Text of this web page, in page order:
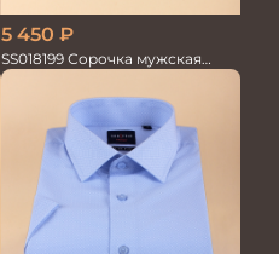
5 450 ₽
SS018199 Сорочка мужская
GROSTYLE PRIME